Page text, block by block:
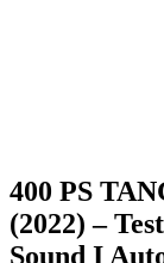
400 PS
(2022) –
Sound I